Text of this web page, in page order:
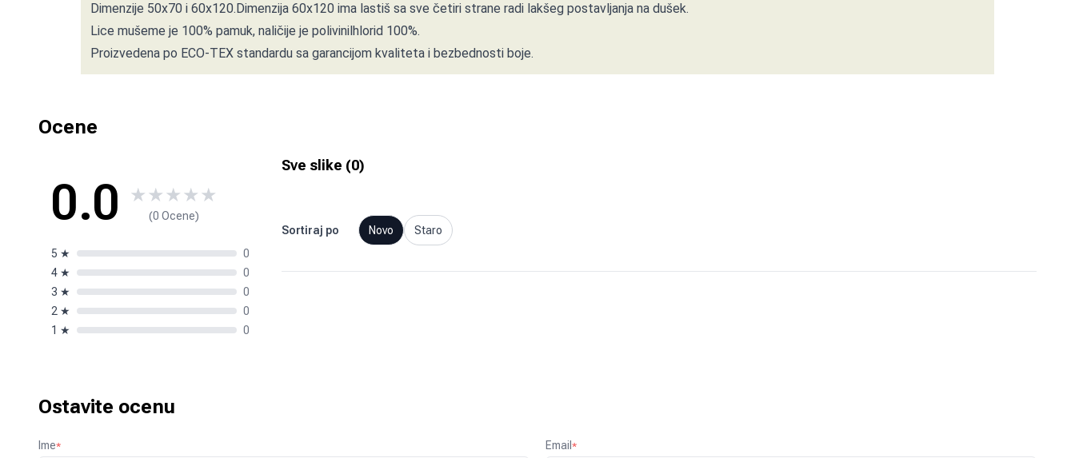
Dimenzije 50x70 i 60x120.Dimenzija 60x120 ima lastiš sa sve četiri strane radi lakšeg postavljanja na dušek.
Lice mušeme je 100% pamuk, naličije je polivinilhlorid 100%.
Proizvedena po ECO-TEX standardu sa garancijom kvaliteta i bezbednosti boje.
Ocene
0.0 ★★★★★
(0 Ocene)
5 ★
0
4 ★
0
3 ★
0
2 ★
0
1 ★ 0
Sve slike (0)
Sortiraj po Novo Staro
Ostavite ocenu
Ime* Email *